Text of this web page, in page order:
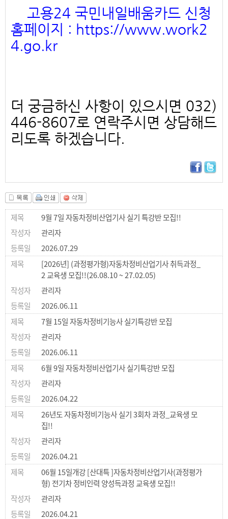
고용24 국민내일배움카드 신청
홈페이지 : https://www.work2
4.go.kr
더 궁금하신 사항이 있으시면 032)
446-8607로 연락주시면 상담해드
리도록 하겠습니다.
9월 7일 자동차정비산업기사 실기 특강반 모집!!
관리자
2026.07.29
[2026년] (과정평가형)자동차정비산업기사 취득과정_
2 교육생 모집!!(26.08.10 ~ 27.02.05)
관리자
2026.06.11
7월 15일 자동차정비기능사 실기특강반 모집
관리자
2026.06.11
6월 9일 자동차정비산업기사 실기특강반 모집
관리자
2026.04.22
26년도 자동차정비기능사 실기 3회차 과정_교육생 모
집!!
관리자
2026.04.21
06월 15일개강 [산대특 ]자동차정비산업기사(과정평가
형) 전기차 정비인력 양성득과정 교육생 모집!!
관리자
2026.04.21